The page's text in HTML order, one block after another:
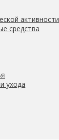
активности
средства
ухода